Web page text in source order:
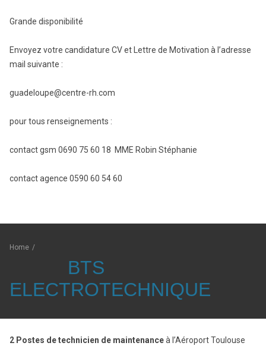
Grande disponibilité
Envoyez votre candidature CV et Lettre de Motivation à l’adresse
mail suivante :
guadeloupe@centre-rh.com
pour tous renseignements :
contact gsm 0690 75 60 18 MME Robin Stéphanie
contact agence 0590 60 54 60
Home /
BTS
ELECTROTECHNIQUE
2 Postes de technicien de maintenanceà l’Aéroport Toulouse